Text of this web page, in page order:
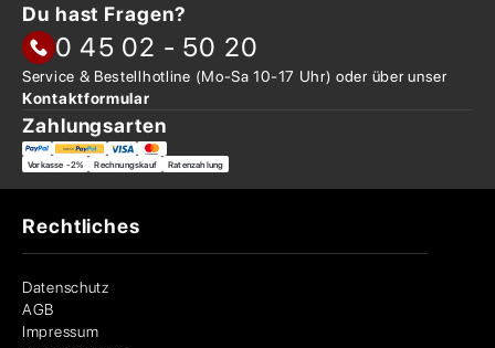
Du hast Fragen?
0 45 02 - 50 20
Service & Bestellhotline (Mo-Sa 10-17 Uhr) oder überunser
Kontaktformular
Zahlungsarten
Vorkasse -2% Rechnungskauf Ratenzahlung
Rechtliches
Datenschutz
AGB
Impressum